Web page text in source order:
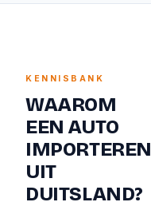
KENNISBANK
WAAROM
EEN AUTO
IMPORTEREN
UIT
DUITSLAND?